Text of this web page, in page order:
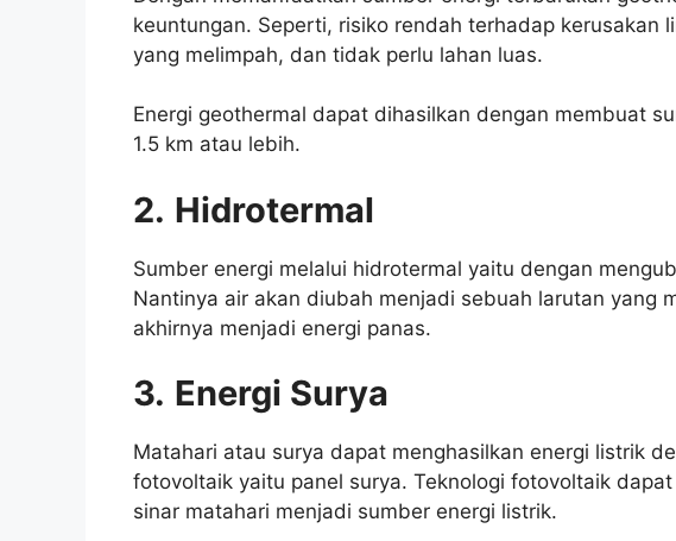
keuntungan. Seperti, risiko rendah terhadap kerusakan
yang melimpah, dan tidak perlu lahan luas.
Energi geothermal dapat dihasilkan dengan membuat
1.5 km atau lebih.
2. Hidrotermal
Sumber energi melalui hidrotermal yaitu dengan
Nantinya air akan diubah menjadi sebuah larutan yang
akhirnya menjadi energi panas.
3. Energi Surya
Matahari atau surya dapat menghasilkan energi listrik
fotovoltaik yaitu panel surya. Teknologi fotovoltaik
sinar matahari menjadi sumber energi listrik.